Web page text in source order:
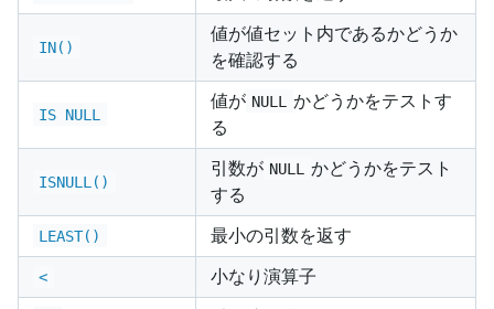
IN()
値が値セット内であるかどうか
を確認する
IS NULL
値が NULL
かどうかをテストす
る
ISNULL()
引数が NULL
かどうかをテスト
する
LEAST() 最小の引数を返す
< 小なり演算子